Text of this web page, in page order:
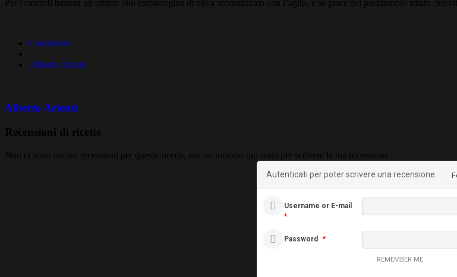
Per i carciofi basterà un ottimo olio extravergine di oliva aromatizzato con l’aglio, e se piace del prezzemolo tritato.
Commento
Alberto Arienti
Alberto Arienti
Recensioni di ricette
Non ci sono ancora recensioni per questa ricetta, usa un modulo qui sotto per scrivere la tua recensione
Autenticati per poter scrivere una recensione
Username or E-mail
*
Password *
REMEMBER ME